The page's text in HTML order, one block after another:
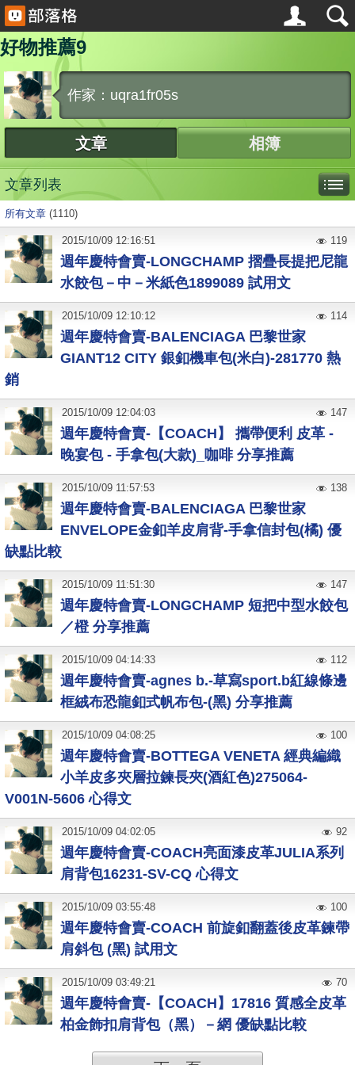
好物推薦9
作家：uqra1fr05s
文章 相簿
文章列表
所有文章 (1110)
週年慶特會賣-LONGCHAMP 摺疊長提把尼龍
水餃包－中－米紙色1899089 試用文
2015/10/09 12:16:51 119
週年慶特會賣-BALENCIAGA 巴黎世家
GIANT12 CITY 銀釦機車包(米白)-281770 熱
銷
2015/10/09 12:10:12 114
週年慶特會賣-【COACH】 攜帶便利 皮革 -
晚宴包 - 手拿包(大款)_咖啡 分享推薦
2015/10/09 12:04:03 147
週年慶特會賣-BALENCIAGA 巴黎世家
ENVELOPE金釦羊皮肩背-手拿信封包(橘) 優
缺點比較
2015/10/09 11:57:53 138
週年慶特會賣-LONGCHAMP 短把中型水餃包
／橙 分享推薦
2015/10/09 11:51:30 147
週年慶特會賣-agnes b.-草寫sport.b紅線條邊
框絨布恐龍釦式帆布包-(黑) 分享推薦
2015/10/09 04:14:33 112
週年慶特會賣-BOTTEGA VENETA 經典編織
小羊皮多夾層拉鍊長夾(酒紅色)275064-
V001N-5606 心得文
2015/10/09 04:08:25 100
週年慶特會賣-COACH亮面漆皮革JULIA系列
肩背包16231-SV-CQ 心得文
2015/10/09 04:02:05 92
週年慶特會賣-COACH 前旋釦翻蓋後皮革鍊帶
肩斜包 (黑) 試用文
2015/10/09 03:55:48 100
週年慶特會賣-【COACH】17816 質感全皮革
柏金飾扣肩背包（黑）－網 優缺點比較
2015/10/09 03:49:21 70